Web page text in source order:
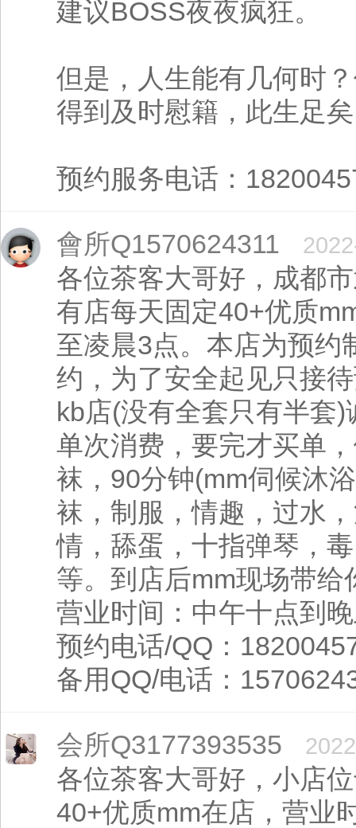
建议BOSS夜夜疯狂。
但是，人生能有几何时
得到及时慰籍，此生足
预约服务电话：
會所Q1570624311
各位茶客大哥好，成都
有店每天固定40+优质
至凌晨3点。本店为预约
约，为了安全起见只接
kb店(没有全套只有半套
单次消费，要完才买单
袜，90分钟(mm伺候沐
袜，制服，情趣，过水
情，舔蛋，十指弹琴，
等。到店后mm现场带
营业时间：中午十点到
预约电话/QQ：
备用QQ/电话：
会所Q3177393535
各位茶客大哥好，小店
40+优质mm在店，营业